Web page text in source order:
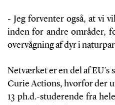
- Jeg forventer også, at vi
inden for andre områder,
overvågning af dyr i
Netværket er en del af EU’s
Curie Actions, hvorfor der
13 ph.d.-studerende fra